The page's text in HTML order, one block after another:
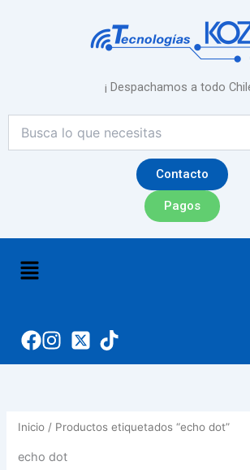
¡ Despachamos a todo
Contacto
Pagos
Menú
Inicio / Productos etiquetados “echo dot”
echo dot